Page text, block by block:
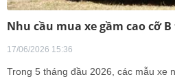
Nhu cầu mua xe gầm cao cỡ
17/06/2026 15:36
Trong 5 tháng đầu 2026, các mẫu xe